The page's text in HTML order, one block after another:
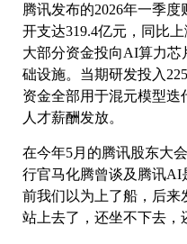
腾讯发布的2026年一季
开支达319.4亿元，同比
大部分资金投向AI算力芯
础设施。当期研发投入
资金全部用于混元模型
人才薪酬发放。
在今年5月的腾讯股东大
行官马化腾曾谈及腾讯AI
前我们以为上了船，后来
站上去了，还坐不下去，